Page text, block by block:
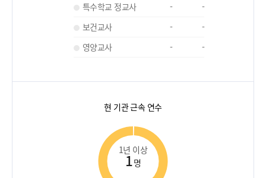
특수학교 정교사
-
-
보건교사
-
-
영양교사
- -
현 기관 근속 연수
1년 이상
1명